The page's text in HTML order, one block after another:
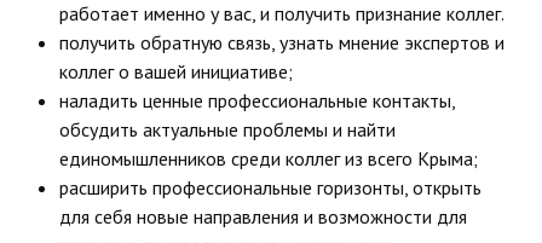
работает именно у вас, и получить признание коллег.
получить обратную связь, узнать мнение экспертов и
коллег о вашей инициативе;
наладить ценные профессиональные контакты,
обсудить актуальные проблемы и найти
единомышленников среди коллег из всего Крыма;
расширить профессиональные горизонты, открыть
для себя новые направления и возможности для